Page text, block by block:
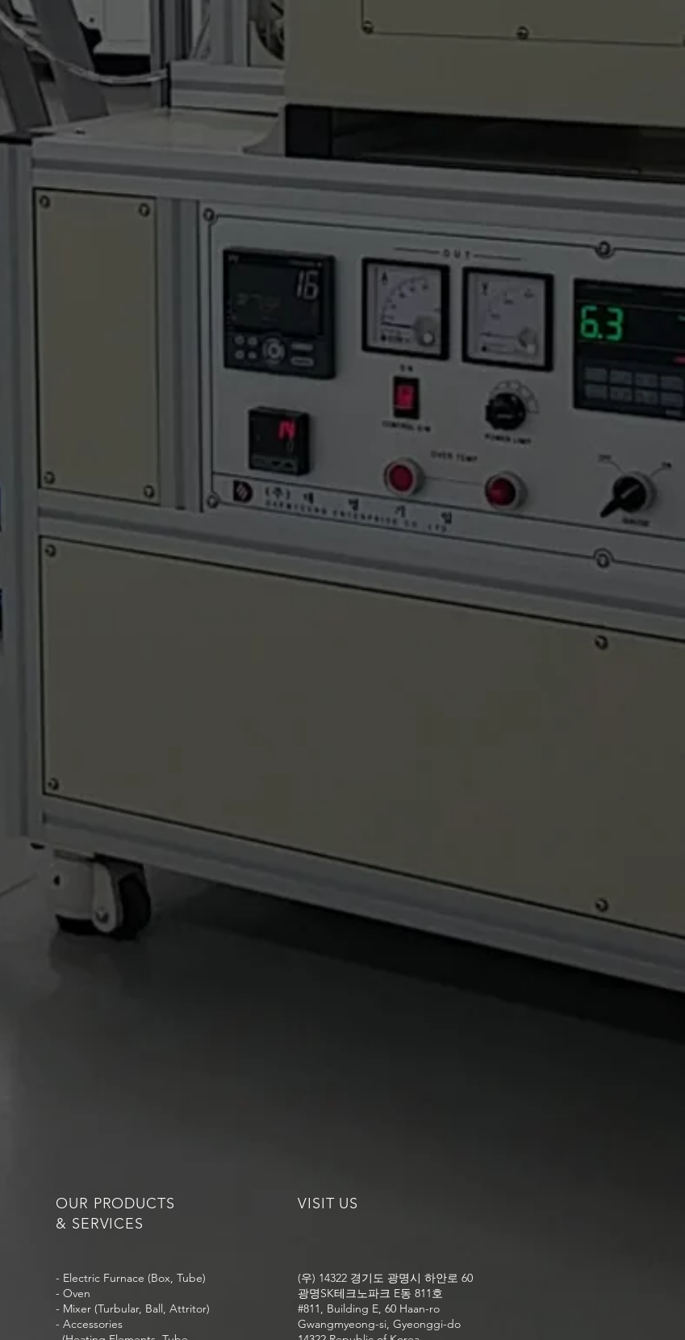
OUR PRODUCTS
& SERVICES
VISIT US
- Electric Furnace (Box, Tube)
- Oven
- Mixer (Turbular, Ball, Attritor)
- Accessories
(우) 14322 경기도 광명시 하안로 60
광명SK테크노파크 E동 811호
#811, Building E, 60 Haan-ro
Gwangmyeong-si, Gyeonggi-do